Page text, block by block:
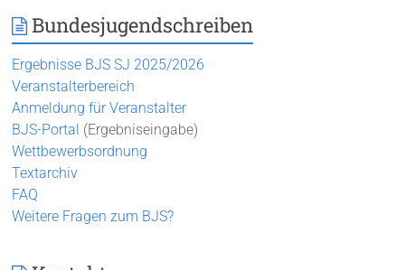
Bundesjugendschreiben
Ergebnisse BJS SJ 2025/2026
Veranstalterbereich
Anmeldung für Veranstalter
BJS-Portal (Ergebniseingabe)
Wettbewerbsordnung
Textarchiv
FAQ
Weitere Fragen zum BJS?